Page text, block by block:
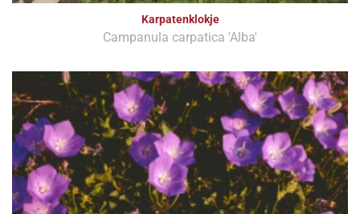
Karpatenklokje
Campanula carpatica 'Alba'